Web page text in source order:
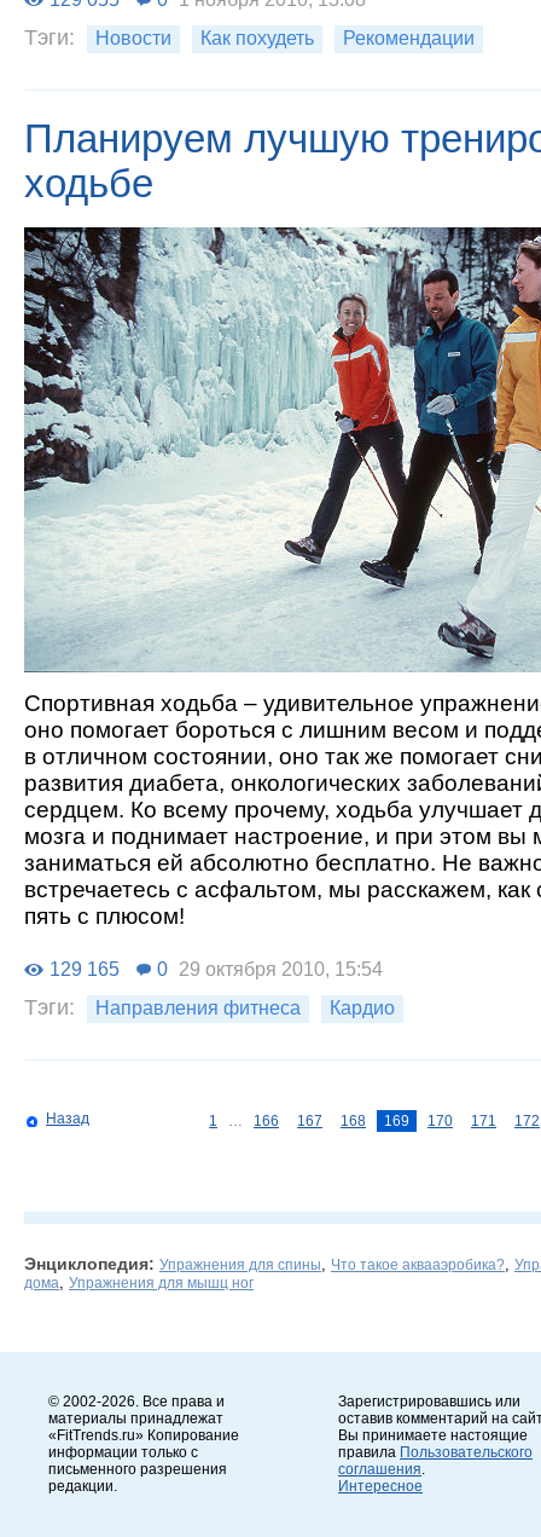
Тэги: Новости Как похудеть Рекомендации
Планируем лучшую
ходьбе
Спортивная ходьба – удивительное
оно помогает бороться с лишним весом и
в отличном состоянии, оно так же помогает
развития диабета, онкологических
сердцем. Ко всему прочему, ходьба улучшает
мозга и поднимает настроение, и при этом вы
заниматься ей абсолютно бесплатно. Не
встречаетесь с асфальтом, мы расскажем, как
пять с плюсом!
129 165 0 29 октября 2010, 15:54
Тэги: Направления фитнеса Кардио
Назад 1 166 167 168 169 170 171 172
Энциклопедия: Упражнения для спины Что такое аквааэробика?
дома
Упражнения для мышц ног
© 2002-2026. Все права и
материалы принадлежат
«FitTrends.ru» Копирование
информации только с
письменного разрешения
редакции.
Зарегистрировавшись или
оставив комментарий на
Вы принимаете настоящие
правила Пользовательского
соглашения
Интересное